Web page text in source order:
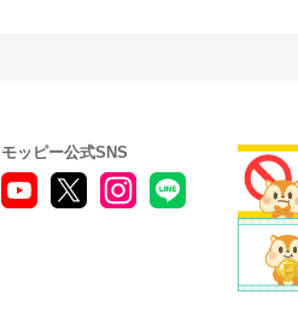
モッピー公式SNS